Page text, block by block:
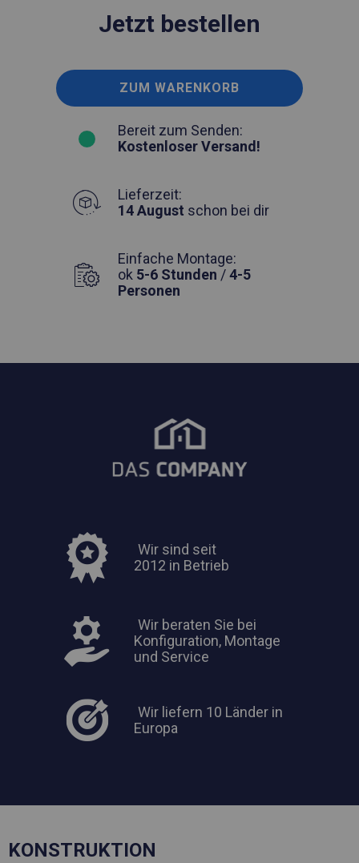
Jetzt bestellen
ZUM WARENKORB
Bereit zum Senden:
Kostenloser Versand!
Lieferzeit:
14 August schon bei dir
Einfache Montage:
ok 5-6 Stunden /4-5
Personen
Wir sind seit
2012 in Betrieb
Wir beraten Sie bei
Konfiguration, Montage
und Service
Wir liefern 10 Länder in
Europa
KONSTRUKTION